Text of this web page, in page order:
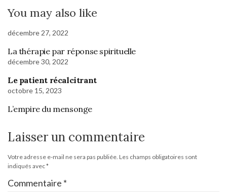
You may also like
décembre 27, 2022
La thérapie par réponse spirituelle
décembre 30, 2022
Le patient récalcitrant
octobre 15, 2023
L’empire du mensonge
Laisser un commentaire
Votre adresse e-mail ne sera pas publiée. Les champs obligatoires sont
indiqués avec*
Commentaire *